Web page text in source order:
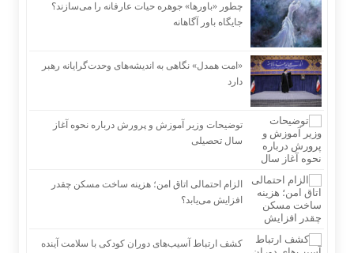
چطور «باورها» جوهره حیات عارفانه را می‌سازند؟
جایگاه باور آگاهانه
«امت همدل» نگاهی به اندیشه‌های وحدت‌گرایانه رهبر
دارد
توضیحات وزیر آموزش و پرورش درباره نحوه آغاز
سال تحصیلی
الزام احتمالی اتاق امن؛ هزینه ساخت مسکن چقدر
افزایش می‌یابد؟
کشف ارتباط آسیب‌های دوران کودکی با سلامت آینده